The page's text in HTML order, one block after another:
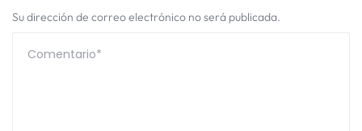
Su dirección de correo electrónico no será publicada.